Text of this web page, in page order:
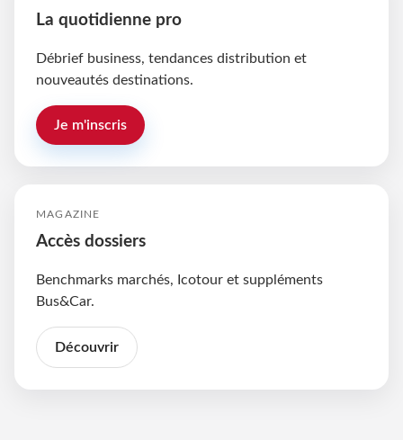
La quotidienne pro
Débrief business, tendances distribution et
nouveautés destinations.
Je m'inscris
MAGAZINE
Accès dossiers
Benchmarks marchés, Icotour et suppléments
Bus&Car.
Découvrir